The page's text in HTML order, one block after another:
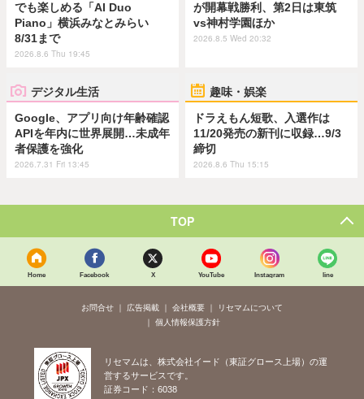
でも楽しめる「AI Duo
Piano」横浜みなとみらい
8/31まで
2026.8.6 Thu 19:45
が開幕戦勝利、第2日は東筑
vs神村学園ほか
2026.8.5 Wed 20:32
デジタル生活
Google、アプリ向け年齢確認
APIを年内に世界展開…未成年
者保護を強化
2026.7.31 Fri 13:45
趣味・娯楽
ドラえもん短歌、入選作は
11/20発売の新刊に収録…9/3
締切
2026.8.6 Thu 15:15
TOP
Home Facebook X YouTube Instagram line
お問合せ 広告掲載 会社概要
リセマムについて
個人情報保護方針
リセマムは、株式会社イード（東証グロース上場）の運
営するサービスです。
証券コード：6038